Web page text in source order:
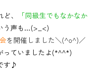
、
「同級生でもなかなか
う声も…(>_<)
を開催しました＼(^o^)／
っていましたよ(*^^*)
す♪